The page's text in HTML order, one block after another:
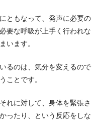
ともなって、発声に必要の
要な呼吸が上手く行われな
います。
るのは、気分を変えるので
ことです。
れに対して、身体を緊張さ
ったり、という反応をしな